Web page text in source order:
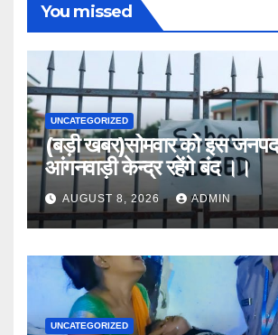
You missed
UNCATEGORIZED
(बड़ी खबर)सोमवार को इस
आंगनवाड़ी केन्द्र रहेंगे बंद ।।
AUGUST 8, 2026 ADMIN
UNCATEGORIZED